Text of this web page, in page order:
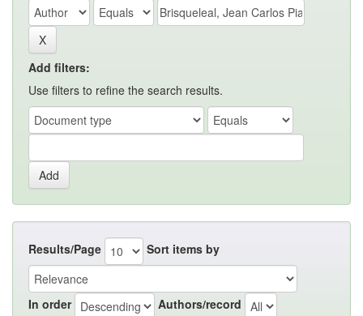
Add filters:
Use filters to refine the search results.
Results/Page Sort items by
In order Authors/record